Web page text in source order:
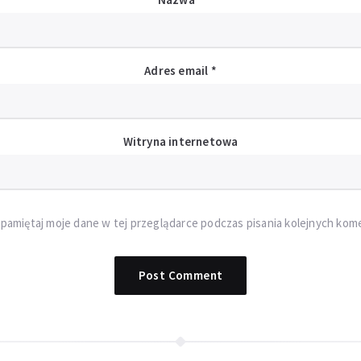
Adres email *
Witryna internetowa
moje dane w tej przeglądarce podczas pisania kolejnych